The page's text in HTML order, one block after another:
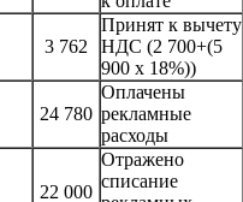
3 762
Принят к вычету
НДС (2 700+(5
900 х 18%))
24 780
Оплачены
рекламные
расходы
22 000
Отражено
списание